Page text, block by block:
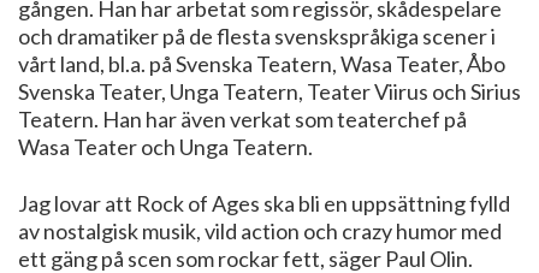
gången. Han har arbetat som regissör, skådespelare
och dramatiker på de flesta svenskspråkiga scener i
vårt land, bl.a. på Svenska Teatern, Wasa Teater, Åbo
Svenska Teater, Unga Teatern, Teater Viirus och Sirius
Teatern. Han har även verkat som teaterchef på
Wasa Teater och Unga Teatern.
Jag lovar att Rock of Ages ska bli en uppsättning fylld
av nostalgisk musik, vild action och crazy humor med
ett gäng på scen som rockar fett, säger Paul Olin.